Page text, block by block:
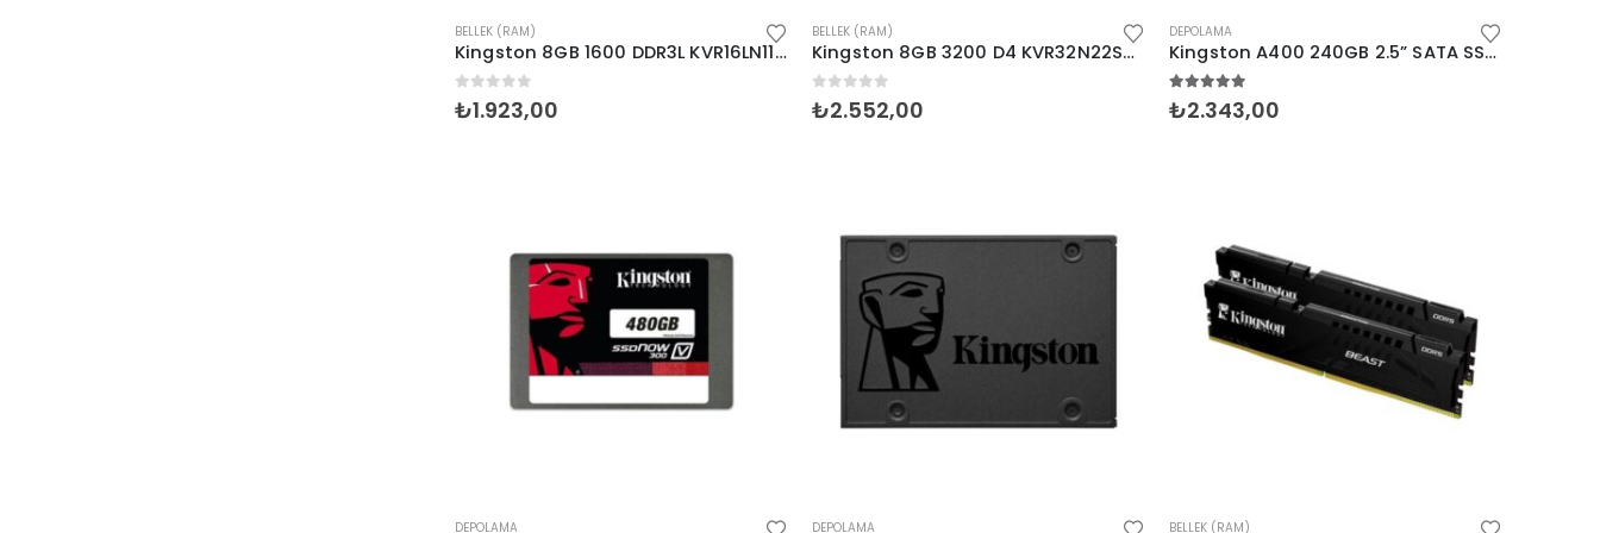
BELLEK (RAM)
Kingston 8GB 1600 DDR3L KVR16LN11/8WP
5 üzerinden
₺1.923,00
BELLEK (RAM)
Kingston 8GB 3200 D4 KVR32N22S8/8
5 üzerinden
₺2.552,00
DEPOLAMA
Kingston A400 240GB 2.5” SATA SSD (500-350MB/s)
5 üzerinden
₺2.343,00
DEPOLAMA DEPOLAMA BELLEK (RAM)